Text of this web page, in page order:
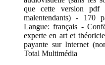
que cette version pdf
malentendants) - 170
Langue: français -
experte en art et
payante sur Internet
Total Multimédia